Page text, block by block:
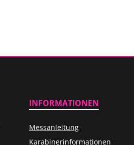
INFORMATIONEN
Messanleitung
Karabinerinformationen